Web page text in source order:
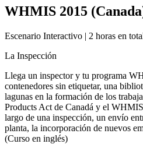
WHMIS 2015
Escenario Interactivo | 2 horas en
La Inspección
Llega un inspector y tu programa
contenedores sin etiquetar, una
lagunas en la formación de los
Products Act de Canadá y el
largo de una inspección, un envío
planta, la incorporación de nuevos
(Curso en inglés)